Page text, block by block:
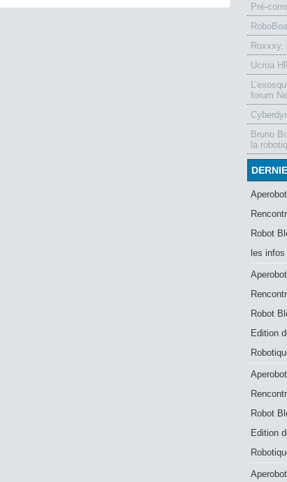
Pré-
Roxxxy,
Ucroa
forum
Bruno
la
Robot
les infos
Robot
Edition
Robot
Edition